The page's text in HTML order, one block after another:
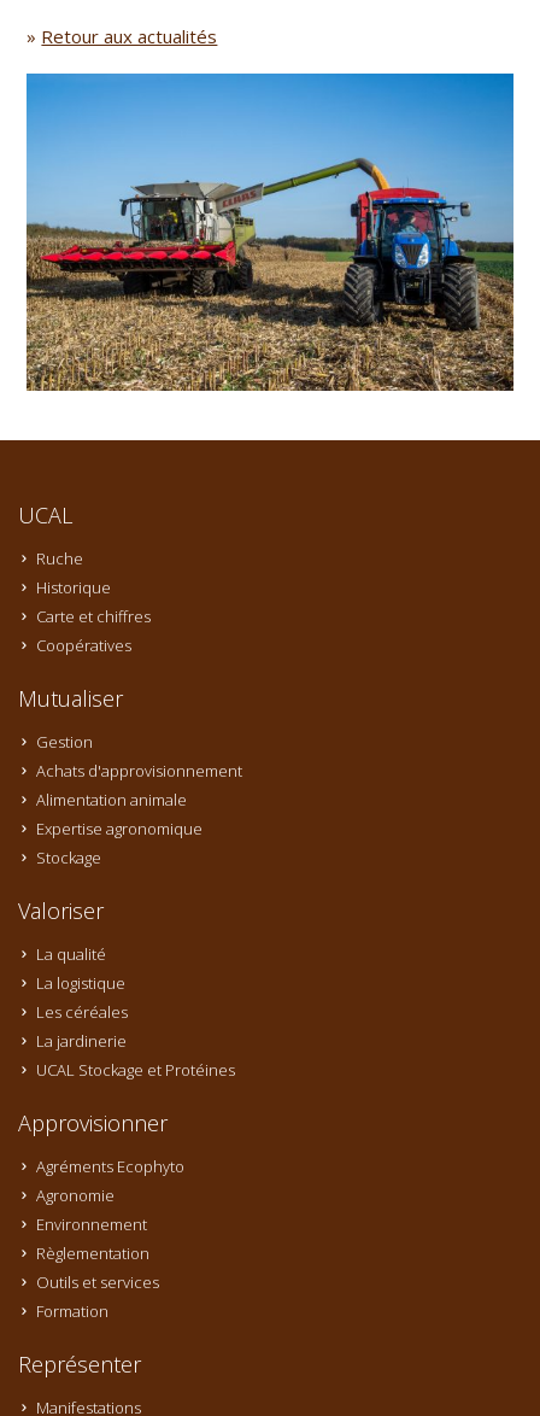
» Retour aux actualités
UCAL
Ruche
Historique
Carte et chiffres
Coopératives
Mutualiser
Gestion
Achats d'approvisionnement
Alimentation animale
Expertise agronomique
Stockage
Valoriser
La qualité
La logistique
Les céréales
La jardinerie
UCAL Stockage et Protéines
Approvisionner
Agréments Ecophyto
Agronomie
Environnement
Règlementation
Outils et services
Formation
Représenter
Manifestations